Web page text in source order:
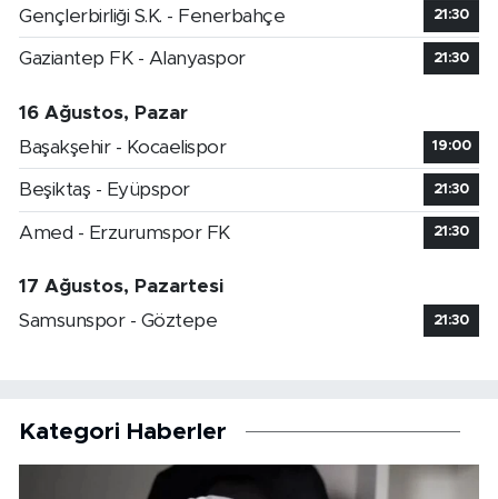
Gençlerbirliği S.K. - Fenerbahçe 21:30
Gaziantep FK - Alanyaspor 21:30
16 Ağustos, Pazar
Başakşehir - Kocaelispor
19:00
Beşiktaş - Eyüpspor 21:30
Amed - Erzurumspor FK 21:30
17 Ağustos, Pazartesi
Samsunspor - Göztepe
21:30
Kategori Haberler